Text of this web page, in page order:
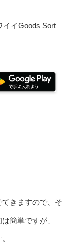
イイGoods Sort
きますので、そ
簡単ですが、